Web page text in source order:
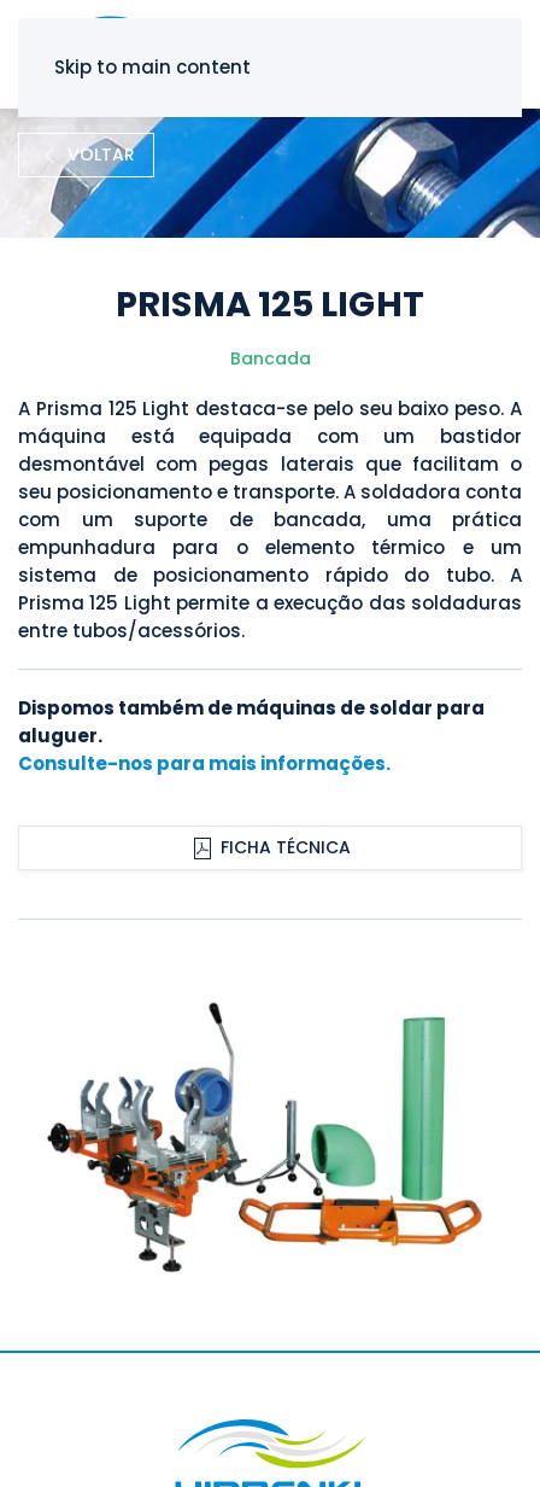
Skip to main content
VOLTAR
PRISMA 125 LIGHT
Bancada
A Prisma 125 Light destaca-se pelo seu baixo peso. A
máquina está equipada com um bastidor
desmontável com pegas laterais que facilitam o
seu posicionamento e transporte. A soldadora conta
com um suporte de bancada, uma prática
empunhadura para o elemento térmico e um
sistema de posicionamento rápido do tubo. A
Prisma 125 Light permite a execução das soldaduras
entre tubos/acessórios.
Dispomos também de máquinas de soldar para
aluguer.
Consulte-nos para mais informações.
FICHA TÉCNICA